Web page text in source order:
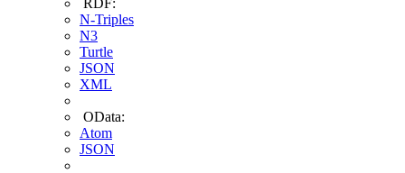
RDF:
N-Triples
N3
Turtle
JSON
XML
OData:
Atom
JSON